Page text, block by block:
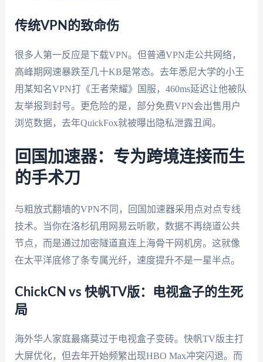
传统VPN的致命伤
很多人第一反应是下载VPN。但普通VPN走公共网络，
高峰期网速暴跌至几十KB是常态。去年悉尼大学的小王
用某知名VPN打《王者荣耀》国服，460ms延迟让他被队
友举报到封号。更危险的是，部分免费VPN会出售用户
浏览数据，去年QuickFox就被曝出隐私泄露丑闻。
回国加速器：专为跨境连接而生
的手术刀
与粗放式翻墙的VPN不同，回国加速器采用点对点专线
技术。当你在洛杉矶用网易云听歌，数据不再绕道公共
节点，而是通过加密隧道直连上海骨干网机房。这就像
在太平洋底修了条专属光纤，速度提升不是一星半点。
ChickCN vs 快帆TV版：电视盒子的生死
局
海外华人家庭最痛莫过于电视盒子变砖。快帆TV版主打
大屏优化，但去年开始频繁出现HBO Max冲突闪退。而